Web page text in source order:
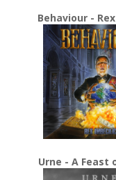
Behaviour -
Urne - A Feast